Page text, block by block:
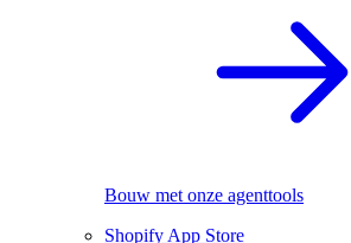
Bouw met onze agenttools
Shopify App Store